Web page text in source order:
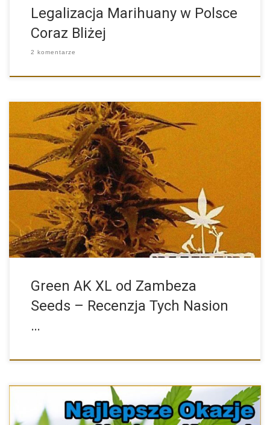
Legalizacja Marihuany w Polsce
Coraz Bliżej
2 komentarze
Zambeza Seeds to znany i ceniony producent nasion konopi,
który […]
Green AK XL od Zambeza
Seeds – Recenzja Tych Nasion
…